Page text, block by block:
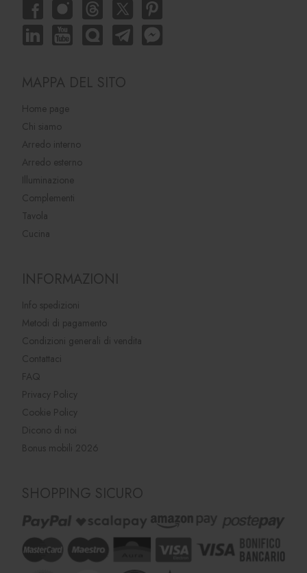
MAPPA DEL SITO
Home page
Chi siamo
Arredo interno
Arredo esterno
Illuminazione
Complementi
Tavola
Cucina
INFORMAZIONI
Info spedizioni
Metodi di pagamento
Condizioni generali di vendita
Contattaci
FAQ
Privacy Policy
Cookie Policy
Dicono di noi
Bonus mobili 2026
SHOPPING SICURO